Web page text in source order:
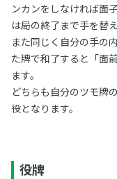
ンカンをしなければ面
は局の終了まで手を替
また同じく自分の手の
た牌で和了すると「面
ます。
どちらも自分のツモ牌
役となります。
役牌